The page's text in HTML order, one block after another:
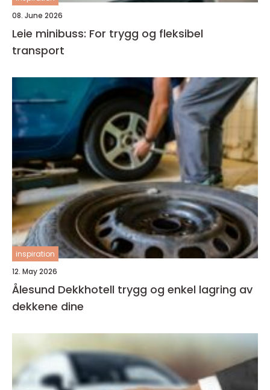
08. June 2026
Leie minibuss: For trygg og fleksibel
transport
inspiration
12. May 2026
Ålesund Dekkhotell trygg og enkel lagring av
dekkene dine